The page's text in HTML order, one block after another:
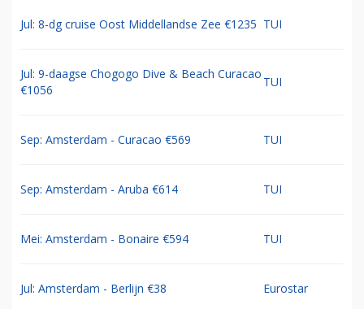
Jul: 8-dg cruise Oost Middellandse Zee €1235 TUI
Jul: 9-daagse Chogogo Dive & Beach Curacao
€1056
TUI
Sep: Amsterdam - Curacao €569 TUI
Sep: Amsterdam - Aruba €614 TUI
Mei: Amsterdam - Bonaire €594 TUI
Jul: Amsterdam - Berlijn €38 Eurostar